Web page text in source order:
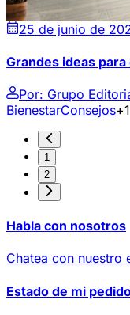
25 de junio de
Grandes ideas
Por: Grupo
BienestarConsejos+1
1
2
Habla con nosotros
Chatea con nuestro
Estado de mi